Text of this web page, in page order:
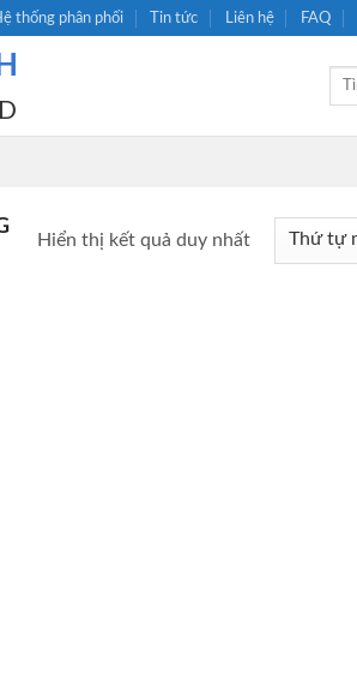
thống phân phối Tin tức Liên hệ FAQ
Tìm
Hiển thị kết quả duy nhất